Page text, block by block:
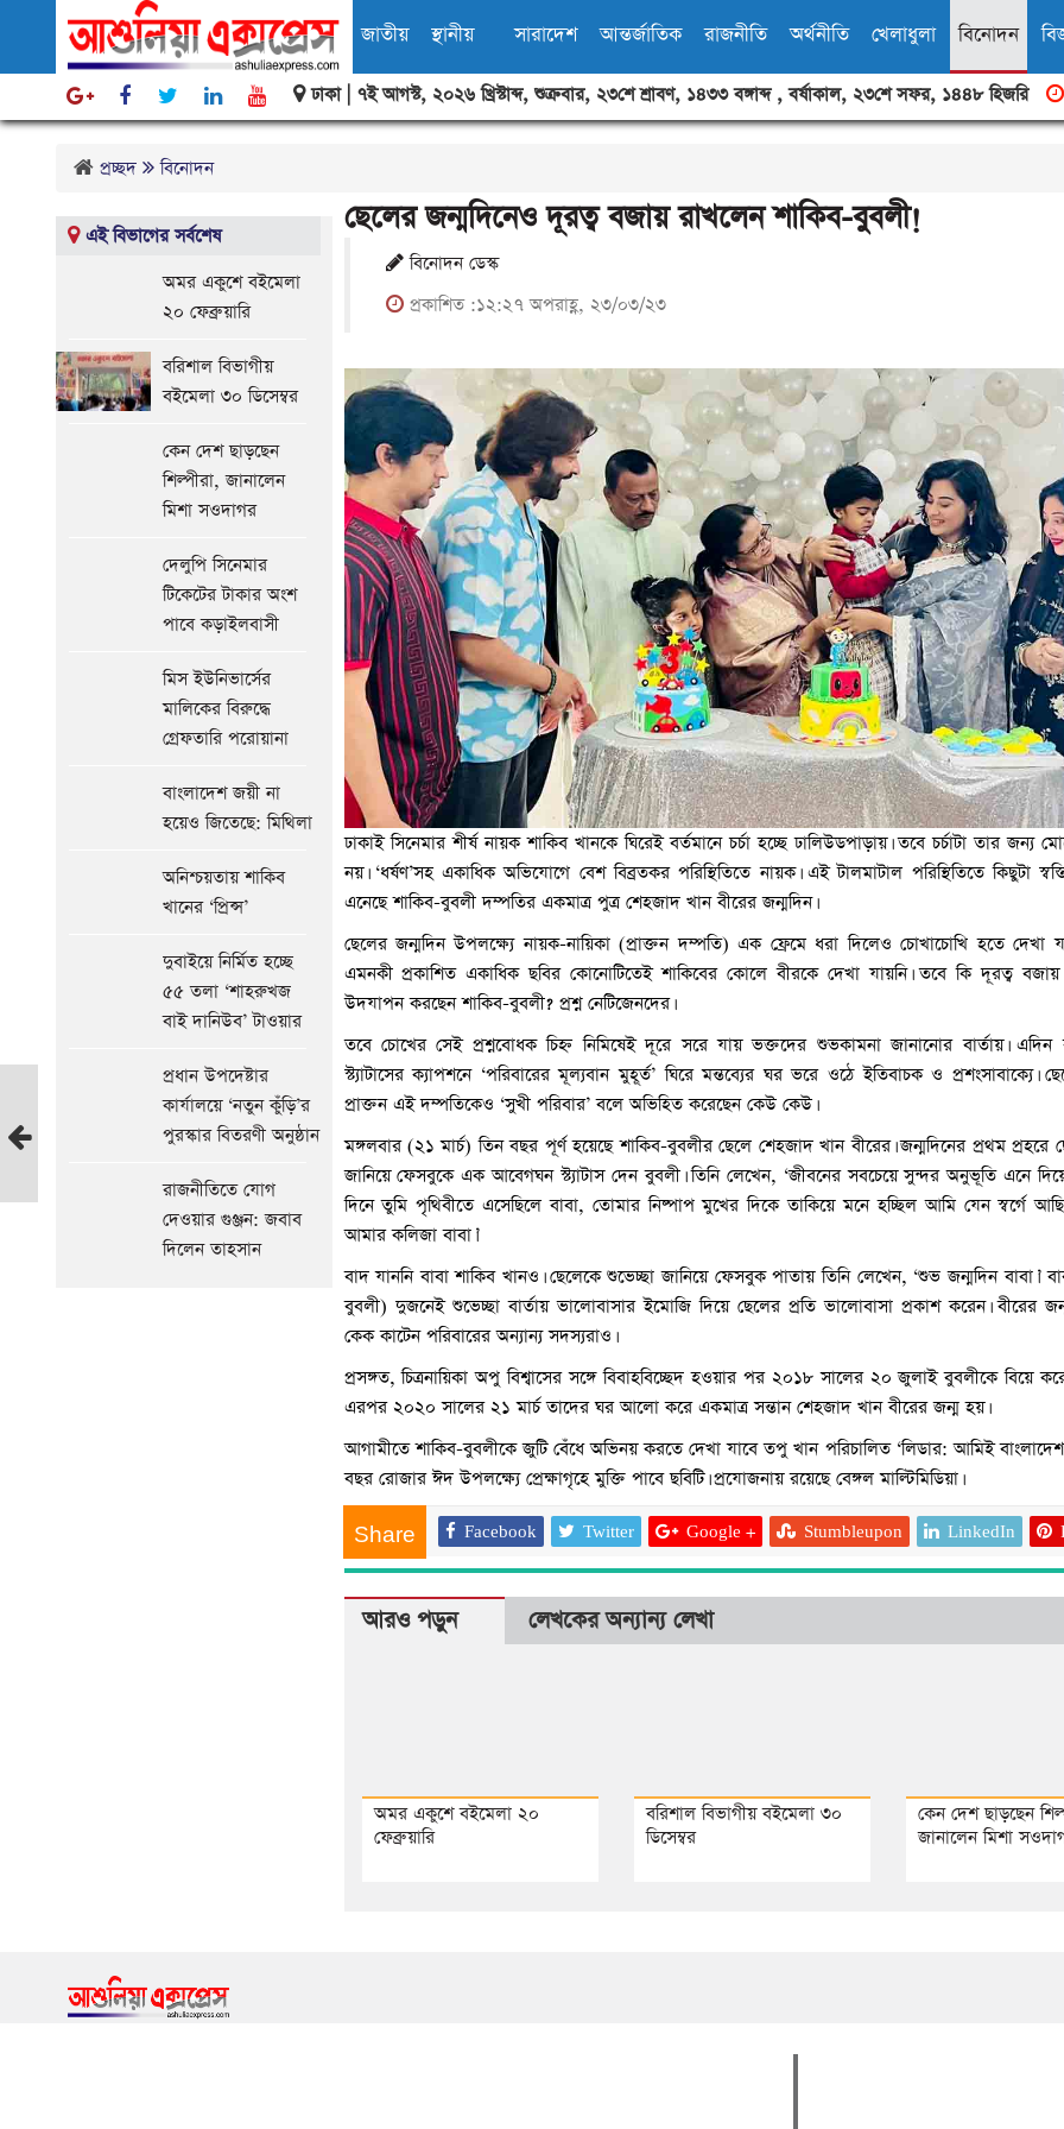
জাতীয় স্থানীয় সারাদেশ আন্তর্জাতিক রাজনীতি অর্থনীতি খেলাধুলা বিনোদন
বিবিধ
ঢাকা | ৭ই আগস্ট, ২০২৬ খ্রিস্টাব্দ,শুক্রবার, ২৩শে শ্রাবণ, ১৪৩৩ বঙ্গাব্দ,বর্ষাকাল, ২৩শে সফর, ১৪৪৮ হিজরি
৪৭
বছর
বয়সে
সন্তান
জন্ম
দিলেন
প্রচ্ছদ বিনোদন
ছেলের জন্মদিনেও দূরত্ব বজায় রাখলেন শাকিব-বুবলী!
বিনোদন ডেস্ক
প্রকাশিত :১২:২৭ অপরাহ্ণ, ২৩/০৩/২৩
ঢাকাই সিনেমার শীর্ষ নায়ক শাকিব খানকে ঘিরেই বর্তমানে চর্চা হচ্ছে ঢালিউডপাড়ায়। তবে চর্চাটা তার জন্য
নয়। ‘ধর্ষণ’সহ একাধিক অভিযোগে বেশ বিব্রতকর পরিস্থিতিতে নায়ক। এই টালমাটাল পরিস্থিতিতে কিছুটা
এনেছে শাকিব-বুবলী দম্পতির একমাত্র পুত্র শেহজাদ খান বীরের জন্মদিন।
ছেলের জন্মদিন উপলক্ষ্যে নায়ক-নায়িকা (প্রাক্তন দম্পতি) এক ফ্রেমে ধরা দিলেও চোখাচোখি হতে দেখা
এমনকী প্রকাশিত একাধিক ছবির কোনোটিতেই শাকিবের কোলে বীরকে দেখা যায়নি। তবে কি দূরত্ব বজায়
উদযাপন করছেন শাকিব-বুবলী? প্রশ্ন নেটিজেনদের।
তবে চোখের সেই প্রশ্নবোধক চিহ্ন নিমিষেই দূরে সরে যায় ভক্তদের শুভকামনা জানানোর বার্তায়। এদিন
স্ট্যাটাসের ক্যাপশনে ‘পরিবারের মূল্যবান মুহূর্ত’ ঘিরে মন্তব্যের ঘর ভরে ওঠে ইতিবাচক ও প্রশংসাবাক্যে।
প্রাক্তন এই দম্পতিকেও ‘সুখী পরিবার’ বলে অভিহিত করেছেন কেউ কেউ।
মঙ্গলবার (২১ মার্চ) তিন বছর পূর্ণ হয়েছে শাকিব-বুবলীর ছেলে শেহজাদ খান বীরের। জন্মদিনের প্রথম প্রহরে
জানিয়ে ফেসবুকে এক আবেগঘন স্ট্যাটাস দেন বুবলী। তিনি লেখেন, ‘জীবনের সবচেয়ে সুন্দর অনুভূতি এনে
দিনে তুমি পৃথিবীতে এসেছিলে বাবা, তোমার নিষ্পাপ মুখের দিকে তাকিয়ে মনে হচ্ছিল আমি যেন স্বর্গে
আমার কলিজা বাবা।’
বাদ যাননি বাবা শাকিব খানও। ছেলেকে শুভেচ্ছা জানিয়ে ফেসবুক পাতায় তিনি লেখেন, ‘শুভ জন্মদিন বাবা।’
বুবলী) দুজনেই শুভেচ্ছা বার্তায় ভালোবাসার ইমোজি দিয়ে ছেলের প্রতি ভালোবাসা প্রকাশ করেন। বীরের
কেক কাটেন পরিবারের অন্যান্য সদস্যরাও।
প্রসঙ্গত, চিত্রনায়িকা অপু বিশ্বাসের সঙ্গে বিবাহবিচ্ছেদ হওয়ার পর ২০১৮ সালের ২০ জুলাই বুবলীকে বিয়ে
এরপর ২০২০ সালের ২১ মার্চ তাদের ঘর আলো করে একমাত্র সন্তান শেহজাদ খান বীরের জন্ম হয়।
আগামীতে শাকিব-বুবলীকে জুটি বেঁধে অভিনয় করতে দেখা যাবে তপু খান পরিচালিত ‘লিডার: আমিই
বছর রোজার ঈদ উপলক্ষ্যে প্রেক্ষাগৃহে মুক্তি পাবে ছবিটি। প্রযোজনায় রয়েছে বেঙ্গল মাল্টিমিডিয়া।
Share Facebook Twitter Google + Stumbleupon LinkedIn
আরও পড়ুন লেখকের অন্যান্য লেখা
অমর একুশে বইমেলা ২০
ফেব্রুয়ারি
বরিশাল বিভাগীয় বইমেলা ৩০
ডিসেম্বর
কেন দেশ ছাড়ছেন
জানালেন মিশা
এই বিভাগের সর্বশেষ
অমর একুশে বইমেলা
২০ ফেব্রুয়ারি
বরিশাল বিভাগীয়
বইমেলা ৩০ ডিসেম্বর
কেন দেশ ছাড়ছেন
শিল্পীরা, জানালেন
মিশা সওদাগর
দেলুপি সিনেমার
টিকেটের টাকার অংশ
পাবে কড়াইলবাসী
মিস ইউনিভার্সের
মালিকের বিরুদ্ধে
গ্রেফতারি পরোয়ানা
বাংলাদেশ জয়ী না
হয়েও জিতেছে: মিথিলা
অনিশ্চয়তায় শাকিব
খানের ‘প্রিন্স’
দুবাইয়ে নির্মিত হচ্ছে
৫৫ তলা ‘শাহরুখজ
বাই দানিউব’ টাওয়ার
প্রধান উপদেষ্টার
কার্যালয়ে ‘নতুন কুঁড়ি’র
পুরস্কার বিতরণী অনুষ্ঠান
রাজনীতিতে যোগ
দেওয়ার গুঞ্জন: জবাব
দিলেন তাহসান
আশুলিয়ায় চলন্ত বাসে
চালক-হেলপারসহ